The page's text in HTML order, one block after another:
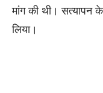
मांग की थी। सत्यापन
लिया।